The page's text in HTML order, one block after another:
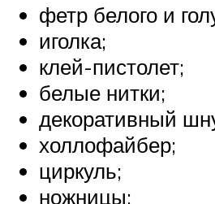
фетр белого и
иголка;
клей-пистолет;
белые нитки;
декоративный
холлофайбер;
циркуль;
ножницы;